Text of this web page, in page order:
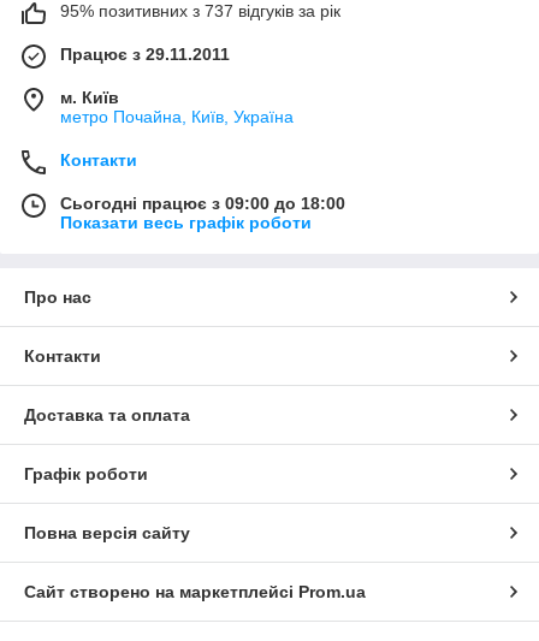
95% позитивних з 737 відгуків за рік
Працює з 29.11.2011
м. Київ
метро Почайна, Київ, Україна
Контакти
Сьогодні працює з 09:00 до 18:00
Показати весь графік роботи
Про нас
Контакти
Доставка та оплата
Графік роботи
Повна версія сайту
Сайт створено на маркетплейсі Prom.ua